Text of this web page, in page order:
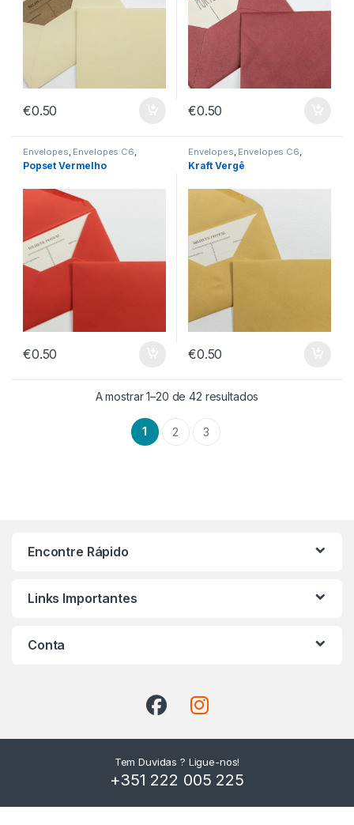
€0.50 €0.50
Envelopes Envelopes C6
Envelopes sem Impressão
Popset Vermelho
€0.50
Envelopes Envelopes C6
Envelopes sem Impressão
Kraft Vergê
€0.50
A mostrar 1–20 de 42 resultados
1 2 3
Encontre Rápido
Links Importantes
Conta
Tem Duvidas ? Ligue-nos!
+351 222 005 225